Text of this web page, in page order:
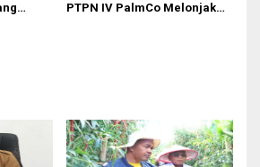
PTPN IV PalmCo Melonjak